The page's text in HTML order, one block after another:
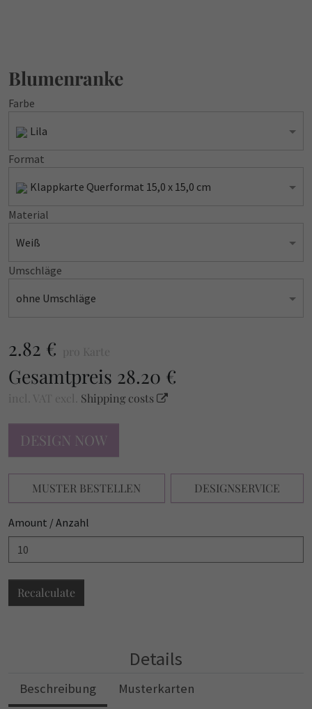
Blumenranke
Farbe
Lila
Format
Klappkarte Querformat 15,0 x 15,0 cm
Material
Weiß
Umschläge
ohne Umschläge
2.82 € pro Karte
Gesamtpreis 28.20 €
incl. VAT excl. Shipping costs
DESIGN NOW
MUSTER BESTELLEN DESIGNSERVICE
Amount / Anzahl
Recalculate
Details
Beschreibung Musterkarten